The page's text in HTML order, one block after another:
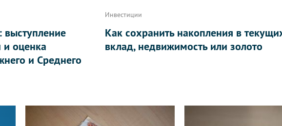
и оценка
и Среднего
Инвестиции
Как сохранить накопления в
вклад, недвижимость или золото